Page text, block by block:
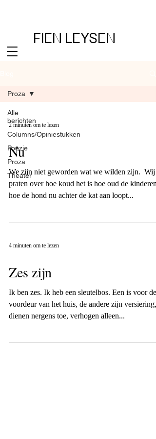
FIEN LEYSEN
Alle
berichten
Columns/Opiniestukken
Poëzie
Proza
Theater
Proza
2 minuten om te lezen
Nu
We zijn niet geworden wat we wilden zijn. ​ Wij
praten over hoe koud het is hoe oud de kinderen
hoe de hond nu achter de kat aan loopt...
4 minuten om te lezen
Zes zijn
Ik ben zes. Ik heb een sleutelbos. Een is voor de
voordeur van het huis, de andere zijn versiering,
dienen nergens toe, verhogen alleen...